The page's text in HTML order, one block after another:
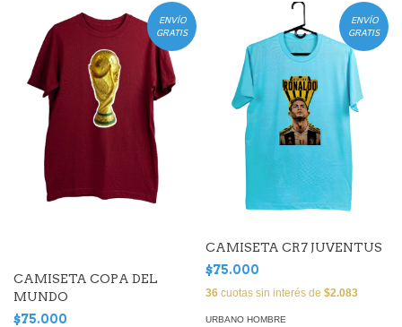
ENVÍO
GRATIS
CAMISETA COPA DEL
MUNDO
$75.000
ENVÍO
GRATIS
CAMISETA CR7 JUVENTUS
$75.000
36 cuotas sin interés de $2.083
URBANO HOMBRE